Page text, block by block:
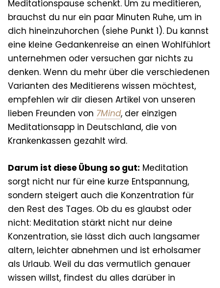
Meditationspause schenkt. Um zu meditieren,
brauchst du nur ein paar Minuten Ruhe, um in
dich hineinzuhorchen (siehe Punkt 1). Du kannst
eine kleine Gedankenreise an einen Wohlfühlort
unternehmen oder versuchen gar nichts zu
denken. Wenn du mehr über die verschiedenen
Varianten des Meditierens wissen möchtest,
empfehlen wir dir diesen Artikel von unseren
lieben Freunden von 7Mind, der einzigen
Meditationsapp in Deutschland, die von
Krankenkassen gezahlt wird.
Darum ist diese Übung so gut: Meditation
sorgt nicht nur für eine kurze Entspannung,
sondern steigert auch die Konzentration für
den Rest des Tages. Ob du es glaubst oder
nicht: Meditation stärkt nicht nur deine
Konzentration, sie lässt dich auch langsamer
altern, leichter abnehmen und ist erholsamer
als Urlaub. Weil du das vermutlich genauer
wissen willst, findest du alles darüber in